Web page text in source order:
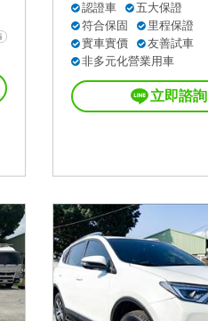
認證車
五大保證
符合保固
里程保證
實車實價
友善試車
非多元化營業用車
立即諮詢